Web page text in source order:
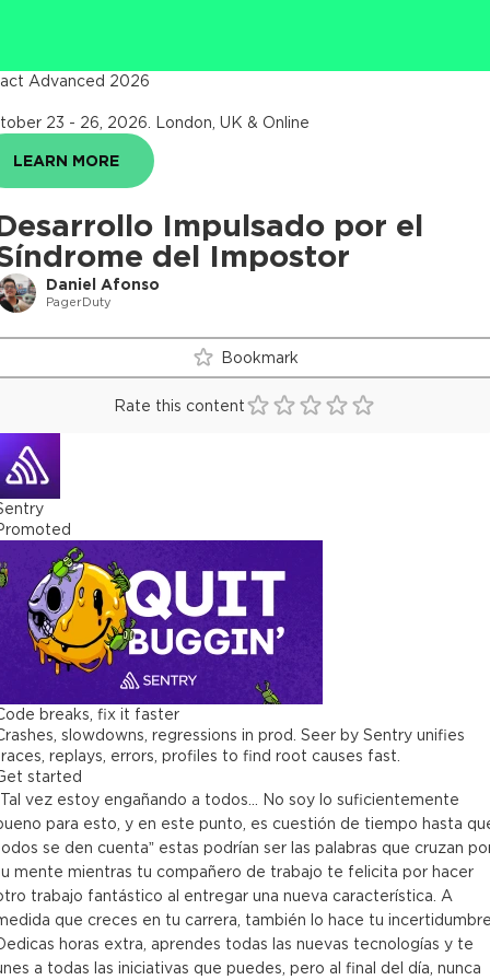
Impulsado por el
del Impostor
Daniel Afonso
PagerDuty
Advanced 2026
23 - 26, 2026 London, UK & Online
LEARN MORE
Bookmark
Rate this content
breaks, fix it faster
slowdowns, regressions in prod. Seer by Sentry unifies
replays, errors, profiles to find root causes fast.
started
vez estoy engañando a todos... No soy lo suficientemente
para esto, y en este punto, es cuestión de tiempo hasta
se den cuenta” estas podrían ser las palabras que cruzan
mente mientras tu compañero de trabajo te felicita por hacer
trabajo fantástico al entregar una nueva característica. A
que creces en tu carrera, también lo hace tu
horas extra, aprendes todas las nuevas tecnologías y te
a todas las iniciativas que puedes, pero al final del día, nunca